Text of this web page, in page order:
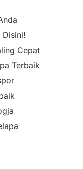
Disini!
Cepat
Terbaik